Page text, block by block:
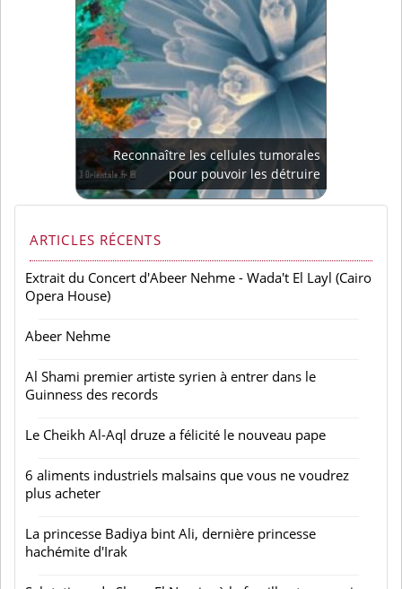
Reconnaître les cellules tumorales
pour pouvoir les détruire
ARTICLES RÉCENTS
Extrait du Concert d'Abeer Nehme - Wada't El Layl (Cairo
Opera House)
Abeer Nehme
Al Shami premier artiste syrien à entrer dans le
Guinness des records
Le Cheikh Al-Aql druze a félicité le nouveau pape
6 aliments industriels malsains que vous ne voudrez
plus acheter
La princesse Badiya bint Ali, dernière princesse
hachémite d'Irak